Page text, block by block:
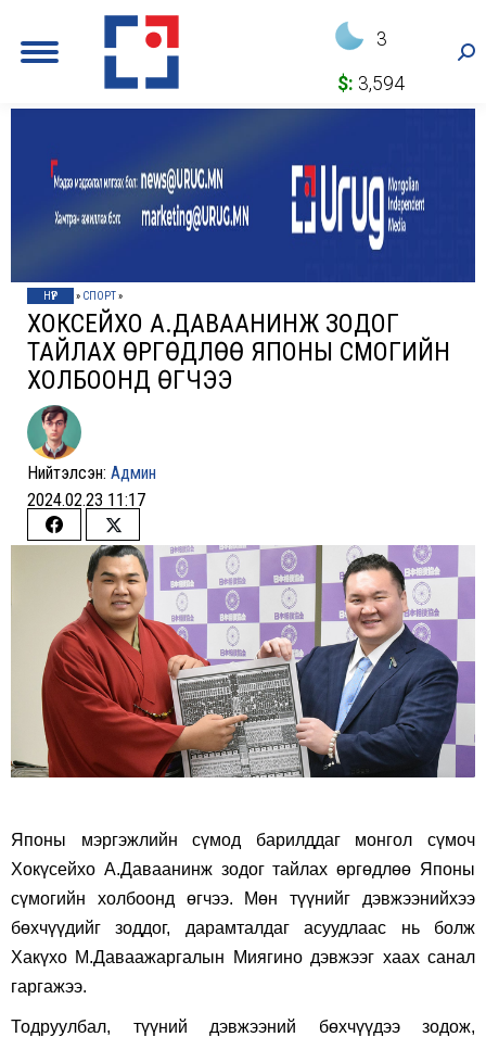
3
$: 3,594
НҮҮР » СПОРТ»
ХОКҮСЕЙХО А.ДАВААНИНЖ ЗОДОГ
ТАЙЛАХ ӨРГӨДЛӨӨ ЯПОНЫ СҮМОГИЙН
ХОЛБООНД ӨГЧЭЭ
Нийтэлсэн: Админ
2024.02.23 11:17
Share
Facebook
Share
on
Twitter
Японы мэргэжлийн сүмод барилддаг монгол сүмоч
Хокүсейхо А.Даваанинж зодог тайлах өргөдлөө Японы
сүмогийн холбоонд өгчээ. Мөн түүнийг дэвжээнийхээ
бөхчүүдийг зоддог, дарамталдаг асуудлаас нь болж
Хакүхо М.Даваажаргалын Миягино дэвжээг хаах санал
гаргажээ.
Тодруулбал, түүний дэвжээний бөхчүүдээ зодож,